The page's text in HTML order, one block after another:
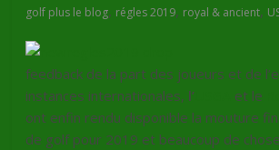
golf plus le blog, régles 2019, royal & ancient,
feedback de la part des joueurs et de
instances internationales, l’ et le
ont enfin rendu disponible la mouture
de golf pour 2019 et beaucoup de